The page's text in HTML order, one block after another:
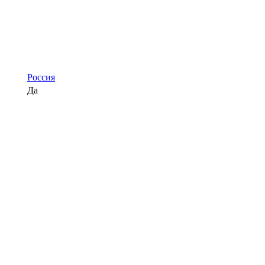
Россия
Да